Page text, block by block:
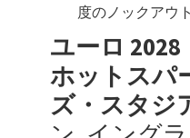
度のノックアウ
ユーロ 2028
ホットスパ
ズ・スタジ